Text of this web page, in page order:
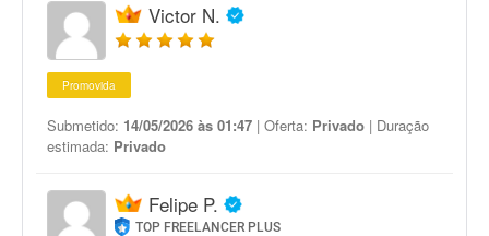
Victor N.
Promovida
Submetido: 14/05/2026 às 01:47 | Oferta: Privado | Duração
estimada: Privado
Felipe P.
TOP FREELANCER PLUS